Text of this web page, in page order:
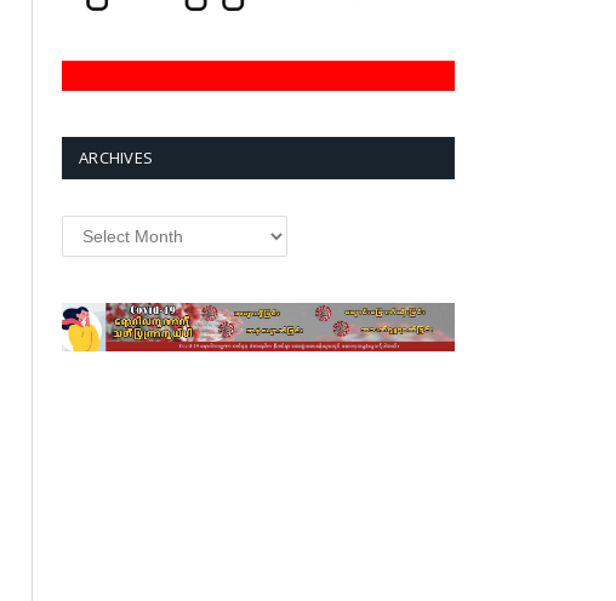
ARCHIVES
Archives